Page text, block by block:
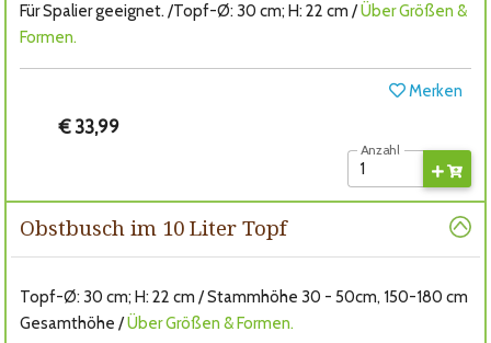
Für Spalier geeignet. /Topf-Ø: 30 cm; H: 22 cm /Über Größen &
Formen.
Merken
€ 33,99
Anzahl
Obstbusch im 10 Liter Topf
Topf-Ø: 30 cm; H: 22 cm / Stammhöhe 30 - 50cm, 150-180 cm
Gesamthöhe /Über Größen & Formen.